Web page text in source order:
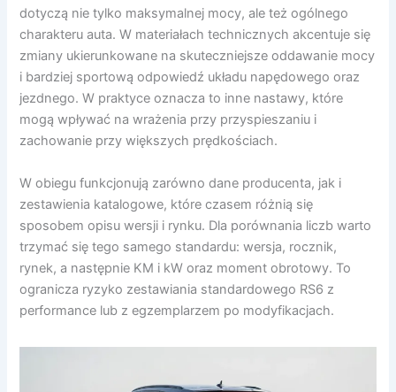
dotyczą nie tylko maksymalnej mocy, ale też ogólnego
charakteru auta. W materiałach technicznych akcentuje się
zmiany ukierunkowane na skuteczniejsze oddawanie mocy
i bardziej sportową odpowiedź układu napędowego oraz
jezdnego. W praktyce oznacza to inne nastawy, które
mogą wpływać na wrażenia przy przyspieszaniu i
zachowanie przy większych prędkościach.
W obiegu funkcjonują zarówno dane producenta, jak i
zestawienia katalogowe, które czasem różnią się
sposobem opisu wersji i rynku. Dla porównania liczb warto
trzymać się tego samego standardu: wersja, rocznik,
rynek, a następnie KM i kW oraz moment obrotowy. To
ogranicza ryzyko zestawiania standardowego RS6 z
performance lub z egzemplarzem po modyfikacjach.